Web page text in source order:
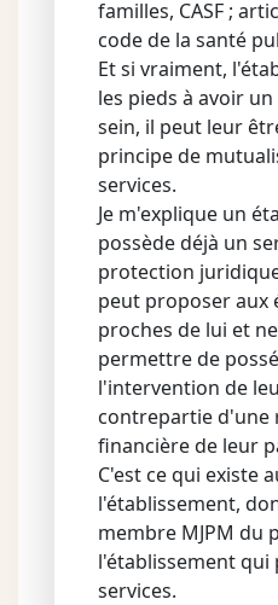
familles, CASF ;
code de la santé
Et si vraiment,
les pieds à avoir
sein, il peut leur
principe de
services.
Je m'explique un
possède déjà un
protection
peut proposer aux
proches de lui et
permettre de
l'intervention de
contrepartie d'une
financière de leur
C'est ce qui existe
l'établissement,
membre MJPM du
l'établissement qui
services.